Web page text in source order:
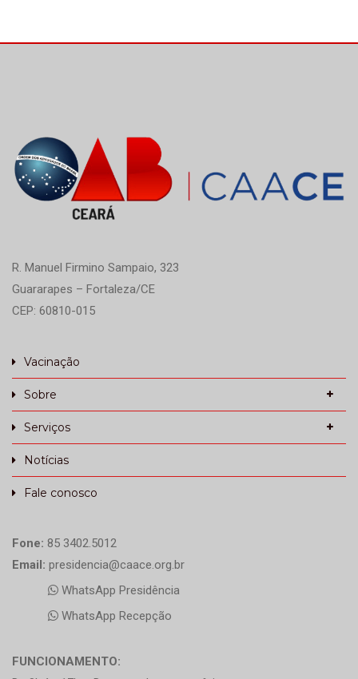
R. Manuel Firmino Sampaio, 323
Guararapes – Fortaleza/CE
CEP: 60810-015
Vacinação
Sobre
Serviços
Notícias
Fale conosco
Fone: 85 3402.5012
Email: presidencia@caace.org.br
WhatsApp Presidência
WhatsApp Recepção
FUNCIONAMENTO: